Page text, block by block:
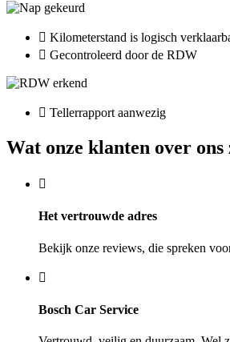
Kilometerstand is logisch
Gecontroleerd door de RDW
Tellerrapport aanwezig
Wat onze klanten over ons
Het vertrouwde adres
Bekijk onze reviews, die spreken
Bosch Car Service